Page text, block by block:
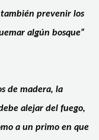
prevenir los
algún bosque”
de madera, la
alejar del fuego,
a un primo en que